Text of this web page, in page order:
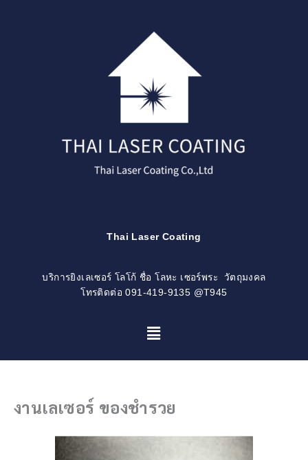
Thai Laser Coating
บริการยิงเลเซอร์ โลโก้ ชื่อ โลหะ เซอร์พระ วัตถุมงคล
โทรติดต่อ 091-419-9135 @T945
Menu
งานเลเซอร์ ของชำรวย